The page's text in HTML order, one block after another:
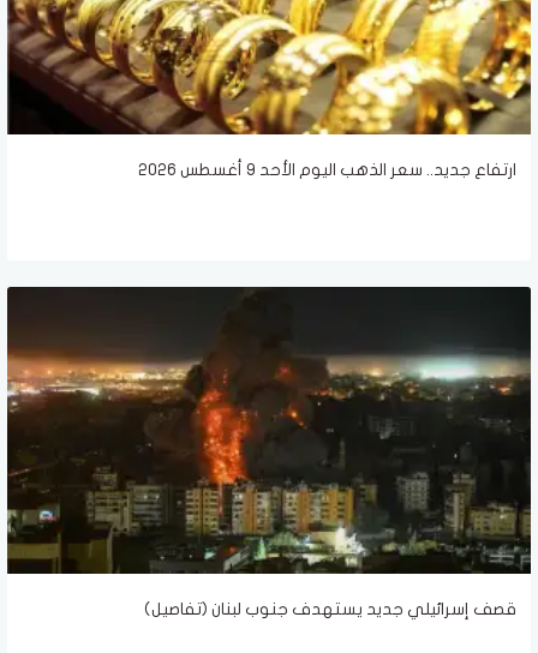
ارتفاع جديد.. سعر الذهب اليوم الأحد 9 أغسطس 2026
قصف إسرائيلي جديد يستهدف جنوب لبنان (تفاصيل)